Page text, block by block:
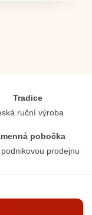
Tradice
ruční výroba
pobočka
prodejnu